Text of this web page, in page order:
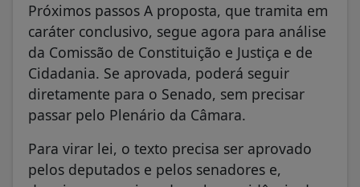
Próximos passos A proposta, que tramita em
caráter conclusivo, segue agora para análise
da Comissão de Constituição e Justiça e de
Cidadania. Se aprovada, poderá seguir
diretamente para o Senado, sem precisar
passar pelo Plenário da Câmara.
Para virar lei, o texto precisa ser aprovado
pelos deputados e pelos senadores e,